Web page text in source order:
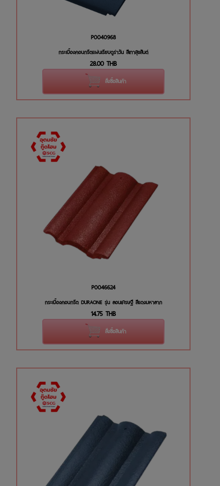
P0040968
กระเบื้องคอนกรีตแผ่นเรียบดูร่าวัน สีเทาสุขสันต์
28.00 THB
สั่งซื้อสินค้า
P0046624
กระเบื้องคอนกรีต DURAONE รุ่น ลอนเศรษฐี สีแดงมหาลาภ
14.75 THB
สั่งซื้อสินค้า